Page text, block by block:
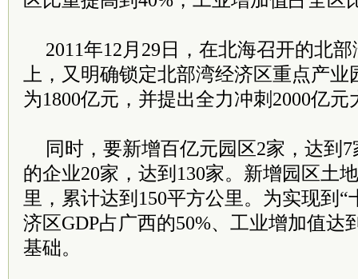
2011年12月29日，在北海召开的北
上，又明确锁定北部湾经济区重点产业
为1800亿元，并提出全力冲刺2000亿元
同时，要新增百亿元园区2家，达到
的企业20家，达到130家。新增园区土
里，累计达到150平方公里。为实现到“
济区GDP占广西的50%、工业增加值达
基础。